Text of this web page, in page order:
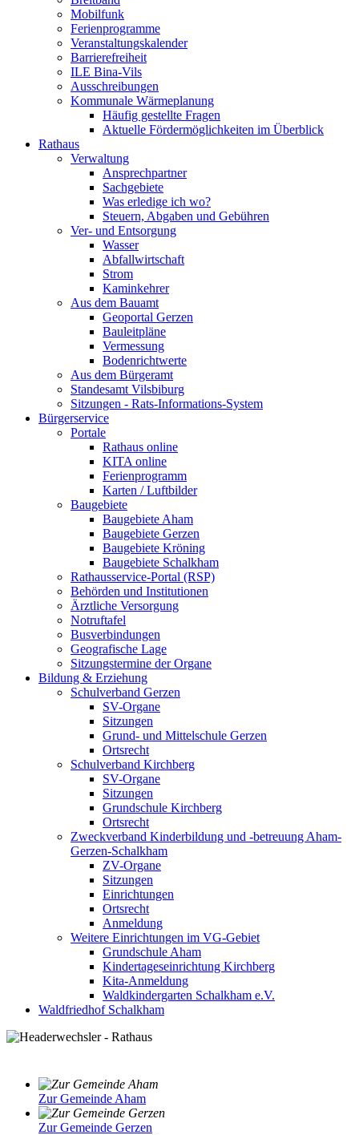
Mobilfunk
Ferienprogramme
Veranstaltungskalender
Barrierefreiheit
ILE Bina-Vils
Ausschreibungen
Kommunale Wärmeplanung
Häufig gestellte Fragen
Aktuelle Fördermöglichkeiten im Überblick
Rathaus
Verwaltung
Ansprechpartner
Sachgebiete
Was erledige ich wo?
Steuern, Abgaben und Gebühren
Ver- und Entsorgung
Wasser
Abfallwirtschaft
Strom
Kaminkehrer
Aus dem Bauamt
Geoportal Gerzen
Bauleitpläne
Vermessung
Bodenrichtwerte
Aus dem Bürgeramt
Standesamt Vilsbiburg
Sitzungen - Rats-Informations-System
Bürgerservice
Portale
Rathaus online
KITA online
Ferienprogramm
Karten / Luftbilder
Baugebiete
Baugebiete Aham
Baugebiete Gerzen
Baugebiete Kröning
Baugebiete Schalkham
Rathausservice-Portal (RSP)
Behörden und Institutionen
Ärztliche Versorgung
Notruftafel
Busverbindungen
Geografische Lage
Sitzungstermine der Organe
Bildung & Erziehung
Schulverband Gerzen
SV-Organe
Sitzungen
Grund- und Mittelschule Gerzen
Ortsrecht
Schulverband Kirchberg
SV-Organe
Sitzungen
Grundschule Kirchberg
Ortsrecht
Zweckverband Kinderbildung und -betreuung Aham-
Gerzen-Schalkham
ZV-Organe
Sitzungen
Einrichtungen
Ortsrecht
Anmeldung
Weitere Einrichtungen im VG-Gebiet
Grundschule Aham
Kindertageseinrichtung Kirchberg
Kita-Anmeldung
Waldkindergarten Schalkham e.V.
Waldfriedhof Schalkham
Zur Gemeinde Aham
Zur Gemeinde Gerzen